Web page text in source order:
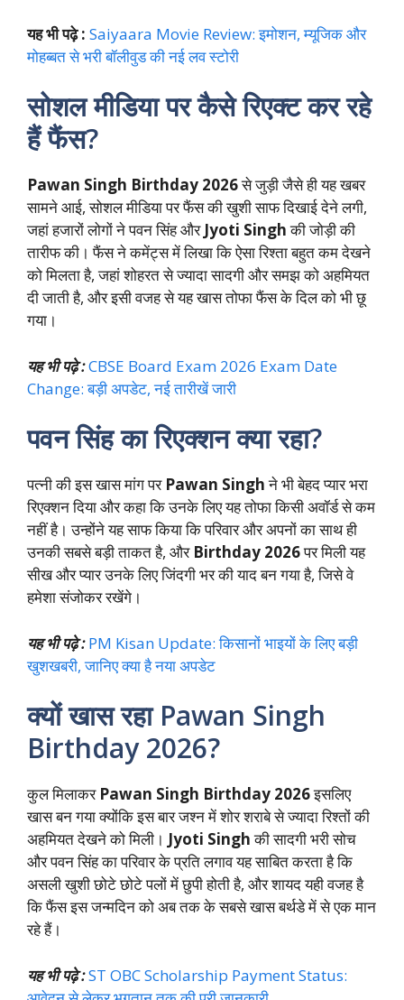
यह भी पढ़े : Saiyaara Movie Review: इमोशन, म्यूजिक और
मोहब्बत से भरी बॉलीवुड की नई लव स्टोरी
सोशल मीडिया पर कैसे रिएक्ट कर रहे
हैं फैंस?
Pawan Singh Birthday 2026से जुड़ी जैसे ही यह खबर
सामने आई, सोशल मीडिया पर फैंस की खुशी साफ दिखाई देने लगी,
जहां हजारों लोगों ने पवन सिंह और Jyoti Singhकी जोड़ी की
तारीफ की। फैंस ने कमेंट्स में लिखा कि ऐसा रिश्ता बहुत कम देखने
को मिलता है, जहां शोहरत से ज्यादा सादगी और समझ को अहमियत
दी जाती है, और इसी वजह से यह खास तोफा फैंस के दिल को भी छू
गया।
यह भी पढ़े :CBSE Board Exam 2026 Exam Date
Change: बड़ी अपडेट, नई तारीखें जारी
पवन सिंह का रिएक्शन क्या रहा?
पत्नी की इस खास मांग पर Pawan Singhने भी बेहद प्यार भरा
रिएक्शन दिया और कहा कि उनके लिए यह तोफा किसी अवॉर्ड से कम
नहीं है। उन्होंने यह साफ किया कि परिवार और अपनों का साथ ही
उनकी सबसे बड़ी ताकत है, और Birthday 2026पर मिली यह
सीख और प्यार उनके लिए जिंदगी भर की याद बन गया है, जिसे वे
हमेशा संजोकर रखेंगे।
यह भी पढ़े : PM Kisan Update: किसानों भाइयों के लिए बड़ी
खुशखबरी, जानिए क्या है नया अपडेट
क्यों खास रहा Pawan Singh
Birthday 2026?
कुल मिलाकर Pawan Singh Birthday 2026इसलिए
खास बन गया क्योंकि इस बार जश्न में शोर शराबे से ज्यादा रिश्तों की
अहमियत देखने को मिली। Jyoti Singhकी सादगी भरी सोच
और पवन सिंह का परिवार के प्रति लगाव यह साबित करता है कि
असली खुशी छोटे छोटे पलों में छुपी होती है, और शायद यही वजह है
कि फैंस इस जन्मदिन को अब तक के सबसे खास बर्थडे में से एक मान
रहे हैं।
यह भी पढ़े :ST OBC Scholarship Payment Status: